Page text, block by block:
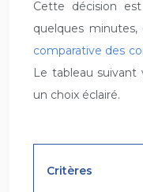
Cette décision
quelques
comparative des
Le tableau suivant
un choix éclairé.
Critères